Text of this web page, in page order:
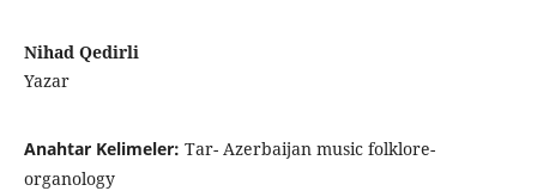
Nihad Qedirli
Yazar
Anahtar Kelimeler: Tar- Azerbaijan music folklore-
organology